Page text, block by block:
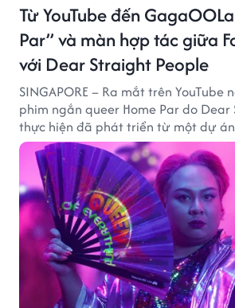
Từ YouTube đến
Par” và màn hợp tác giữa
với Dear Straight People
SINGAPORE – Ra mắt trên YouTube
phim ngắn queer Home Par do
thực hiện đã phát triển từ một dự
tác phẩm tiếp cận khán giả quốc tế
tảng LGBTQ+ GagaOOLala.
vai trò nhà tài trợ chính thức, trong
Lan Vu đảm nhiệm vị trí executive